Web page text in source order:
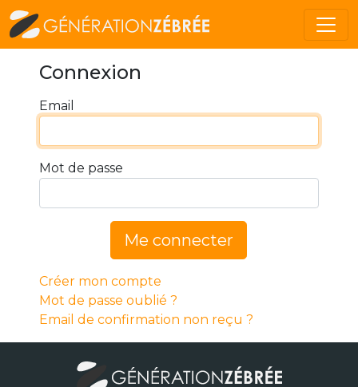
Connexion
Email
Mot de passe
Me connecter
Créer mon compte
Mot de passe oublié ?
Email de confirmation non reçu ?